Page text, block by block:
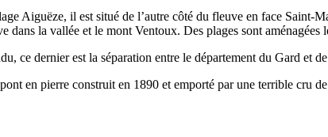
Aiguëze, il est situé de l’autre côté du fleuve en face
la vallée et le mont Ventoux. Des plages sont
ce dernier est la séparation entre le département du Gard et
en pierre construit en 1890 et emporté par une terrible cru